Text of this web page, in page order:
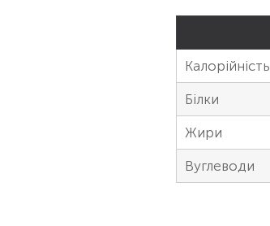
Калорійність
Білки
Жири
Вуглеводи